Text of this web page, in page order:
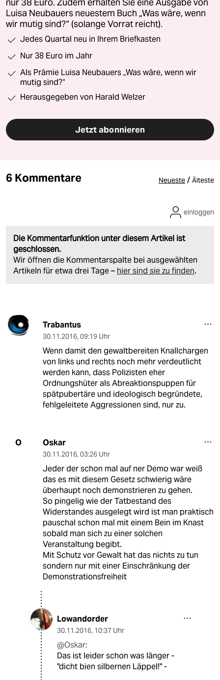
nur 38 Euro. Zudem erhalten Sie eine Ausgabe von
Luisa Neubauers neuestem Buch „Was wäre, wenn
wir mutig sind?“ (solange Vorrat reicht).
Jedes Quartal neu in Ihrem Briefkasten
Nur 38 Euro im Jahr
Als Prämie Luisa Neubauers „Was wäre, wenn wir
mutig sind?“
Herausgegeben von Harald Welzer
Jetzt abonnieren
6 Kommentare Neueste / Älteste
Die Kommentarfunktion unter diesem Artikel ist
geschlossen.
Wir öffnen die Kommentarspalte bei ausgewählten
Artikeln für etwa drei Tage – hier sind sie zu finden.
einloggen
Trabantus
30.11.2016, 09:19 Uhr
Wenn damit den gewaltbereiten Knallchargen
von links und rechts noch mehr verdeutlicht
werden kann, dass Polizisten eher
Ordnungshüter als Abreaktionspuppen für
spätpubertäre und ideologisch begründete,
fehlgeleitete Aggressionen sind, nur zu.
O Oskar
30.11.2016, 03:26 Uhr
Jeder der schon mal auf ner Demo war weiß
das es mit diesem Gesetz schwierig wäre
überhaupt noch demonstrieren zu gehen.
So pingelig wie der Tatbestand des
Widerstandes ausgelegt wird ist man praktisch
pauschal schon mal mit einem Bein im Knast
sobald man sich zu einer solchen
Veranstaltung begibt.
Mit Schutz vor Gewalt hat das nichts zu tun
sondern nur mit einer Einschränkung der
Demonstrationsfreiheit
Lowandorder
30.11.2016, 10:37 Uhr
@Oskar:
Das ist leider schon was länger -
"dicht bien silbernen Läppel!" -